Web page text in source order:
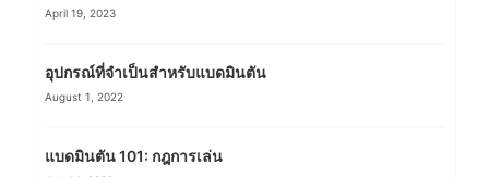
April 19, 2023
อุปกรณ์ที่จำเป็นสำหรับแบดมินตัน
August 1, 2022
แบดมินตัน 101: กฎการเล่น